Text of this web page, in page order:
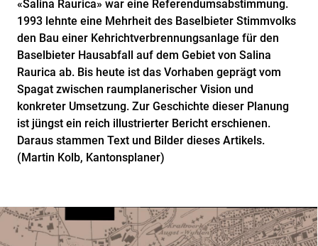
«Salina Raurica» war eine Referendumsabstimmung.
1993 lehnte eine Mehrheit des Baselbieter Stimmvolks
den Bau einer Kehrichtverbrennungsanlage für den
Baselbieter Hausabfall auf dem Gebiet von Salina
Raurica ab. Bis heute ist das Vorhaben geprägt vom
Spagat zwischen raumplanerischer Vision und
konkreter Umsetzung. Zur Geschichte dieser Planung
ist jüngst ein reich illustrierter Bericht erschienen.
Daraus stammen Text und Bilder dieses Artikels.
(Martin Kolb, Kantonsplaner)